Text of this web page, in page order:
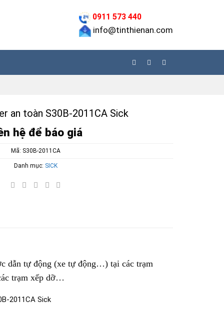
0911 573 440
info@tinthienan.com
an toàn S30B-2011CA Sick
hệ để báo giá
Mã: S30B-2011CA
Danh mục: SICK
dẫn tự động (xe tự động…) tại các trạm
trạm xếp dỡ…